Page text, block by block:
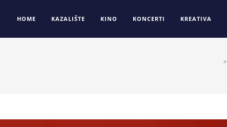
HOME KAZALIŠTE KINO KONCERTI KREATIVA
>